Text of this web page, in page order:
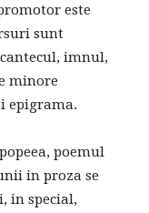
este
sunt
imnul,
minore
epigrama.
poemul
in proza se
in special,